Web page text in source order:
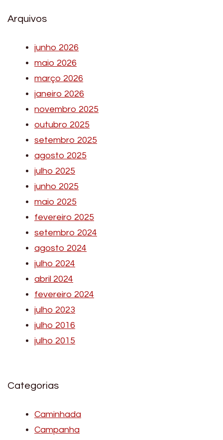
Arquivos
junho 2026
maio 2026
março 2026
janeiro 2026
novembro 2025
outubro 2025
setembro 2025
agosto 2025
julho 2025
junho 2025
maio 2025
fevereiro 2025
setembro 2024
agosto 2024
julho 2024
abril 2024
fevereiro 2024
julho 2023
julho 2016
julho 2015
Categorias
Caminhada
Campanha